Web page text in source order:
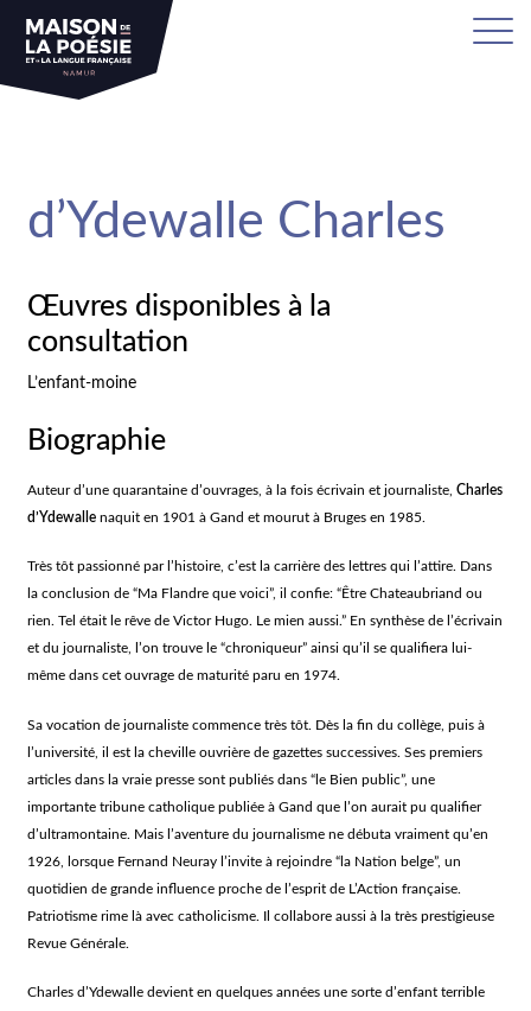
d’Ydewalle Charles
Œuvres disponibles à la
consultation
L’enfant-moine
Biographie
Auteur d’une quarantaine d’ouvrages, à la fois écrivain et journaliste,Charles
d’Ydewalle naquit en 1901 à Gand et mourut à Bruges en 1985.
Très tôt passionné par l’histoire, c’est la carrière des lettres qui l’attire. Dans
la conclusion de “Ma Flandre que voici”, il confie: “Être Chateaubriand ou
rien. Tel était le rêve de Victor Hugo. Le mien aussi.” En synthèse de l’écrivain
et du journaliste, l’on trouve le “chroniqueur” ainsi qu’il se qualifiera lui-
même dans cet ouvrage de maturité paru en 1974.
Sa vocation de journaliste commence très tôt. Dès la fin du collège, puis à
l’université, il est la cheville ouvrière de gazettes successives. Ses premiers
articles dans la vraie presse sont publiés dans “le Bien public”, une
importante tribune catholique publiée à Gand que l’on aurait pu qualifier
d’ultramontaine. Mais l’aventure du journalisme ne débuta vraiment qu’en
1926, lorsque Fernand Neuray l’invite à rejoindre “la Nation belge”, un
quotidien de grande influence proche de l’esprit de L’Action française.
Patriotisme rime là avec catholicisme. Il collabore aussi à la très prestigieuse
Revue Générale.
Charles d’Ydewalle devient en quelques années une sorte d’enfant terrible